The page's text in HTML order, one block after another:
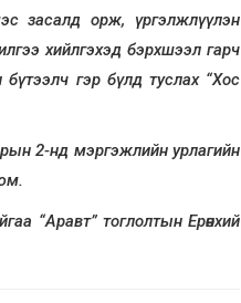
засалд орж, үргэлжлүүлэн
хийлгэхэд бэрхшээл гарч
гэр бүлд туслах “Хос
2-нд мэргэжлийн урлагийн
“Аравт” тоглолтын Ерөнхий